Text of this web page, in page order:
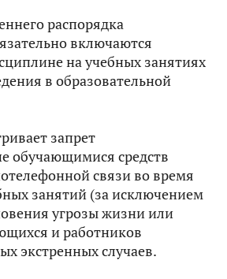
распорядка
включаются
на учебных занятиях
в образовательной
запрет
обучающимися средств
связи во время
занятий (за исключением
угрозы жизни или
и работников
экстренных случаев.